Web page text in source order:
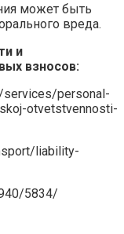
может быть
вреда.
и
взносов:
personal-
otvetstvennosti-
liability-
5834/